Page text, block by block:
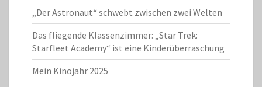
„Der Astronaut“ schwebt zwischen zwei Welten
Das fliegende Klassenzimmer: „Star Trek:
Starfleet Academy“ ist eine Kinderüberraschung
Mein Kinojahr 2025